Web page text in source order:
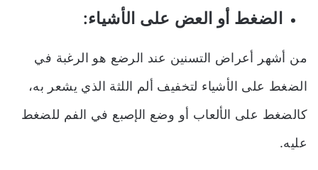
الضغط أو العض على الأشياء:
من أشهر أعراض التسنين عند الرضع هو الرغبة في
الضغط على الأشياء لتخفيف ألم اللثة الذي يشعر به،
كالضغط على الألعاب أو وضع الإصبع في الفم للضغط
عليه.